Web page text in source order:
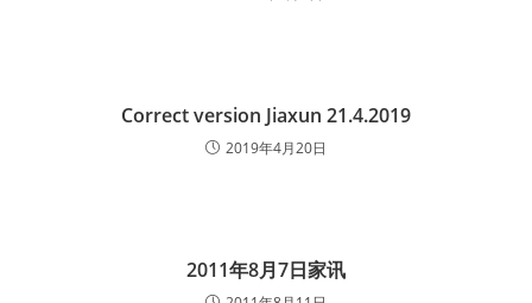
Correct version Jiaxun 21.4.2019
2019年4月20日
2011年8月7日家讯